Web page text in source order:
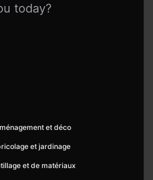
today?
et déco
et jardinage
et de matériaux